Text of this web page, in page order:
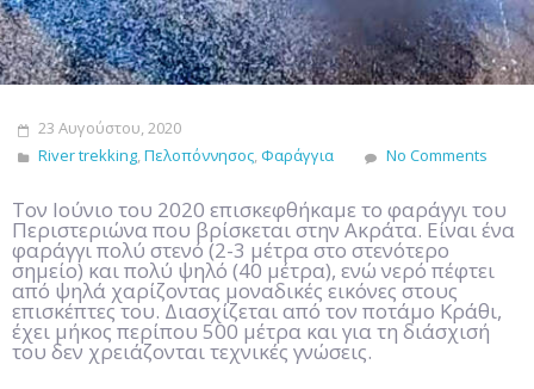
23 Αυγούστου, 2020
River trekking,Πελοπόννησος, Φαράγγια No Comments
Τον Ιούνιο του 2020 επισκεφθήκαμε το φαράγγι του
Περιστεριώνα που βρίσκεται στην Ακράτα. Είναι ένα
φαράγγι πολύ στενό (2-3 μέτρα στο στενότερο
σημείο) και πολύ ψηλό (40 μέτρα), ενώ νερό πέφτει
από ψηλά χαρίζοντας μοναδικές εικόνες στους
επισκέπτες του. Διασχίζεται από τον ποτάμο Κράθι,
έχει μήκος περίπου 500 μέτρα και για τη διάσχισή
του δεν χρειάζονται τεχνικές γνώσεις.